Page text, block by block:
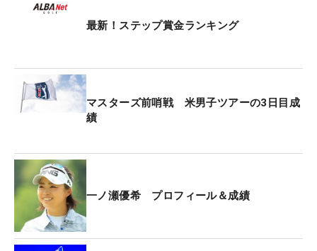
ス東海」以来。ツアーから離れている間は当然なが
ら子育てがメーンの生活になる。週に一日だけの練
コースが待っていたが、練習不足は長年の経験と培
ってきた技術でカバーした。
「今の私にはバーディ合戦は無理。ショット力を上
いコースだったから戦えたんじゃないかな。パット
がよかったし、小技もうまくいきました」。前半を
3バーディ・1ボギーで折り返し、インは残り100ヤ
ードの2打目をベタピンにつけた11番など2バーディ
ー。ボギーを打った直後の15番は2メートルを沈め
最新！ステップ賞金ランキング
マスターズ前哨戦 米男子ツアーの3日目成
績
一ノ瀬優希 プロフィール＆成績